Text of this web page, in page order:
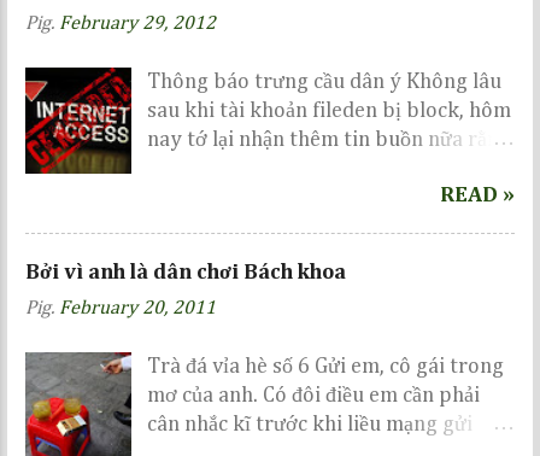
Pig. February 29, 2012
Thông báo trưng cầu dân ý Không lâu
sau khi tài khoản fileden bị block, hôm
nay tớ lại nhận thêm tin buồn nữa rằng
trên mediafire đã bị lock mà không hề
cố viết vài dòng mong mọi người cho ý
kiến...
READ »
Bởi vì anh là dân chơi Bách khoa
Pig. February 20, 2011
Trà đá vỉa hè số 6 Gửi em, cô gái trong
mơ của anh. Có đôi điều em cần phải
cân nhắc kĩ trước khi liều mạng gửi